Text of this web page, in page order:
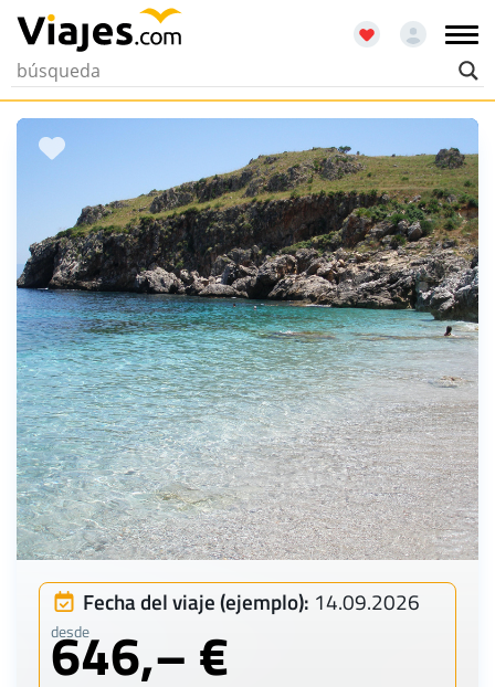
Fecha del viaje (ejemplo): 14.09.2026
desde
646,– €